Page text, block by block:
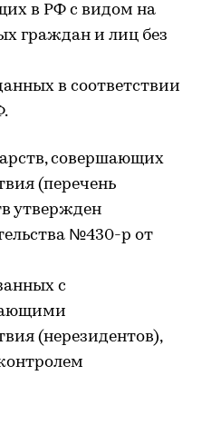
в РФ с видом на
граждан и лиц без
в соответствии
совершающих
(перечень
утвержден
№430-р от
с
(нерезидентов),